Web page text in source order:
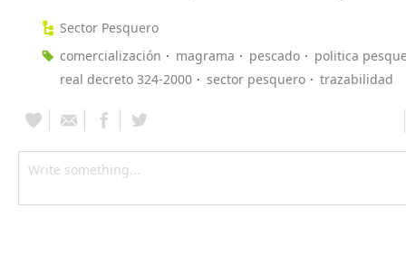
Sector Pesquero
comercialización
magrama pescado
politica
real decreto 324-2000
sector pesquero trazabilidad